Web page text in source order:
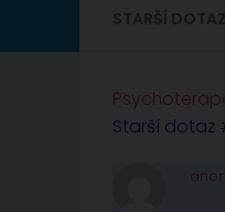
Starší dotaz